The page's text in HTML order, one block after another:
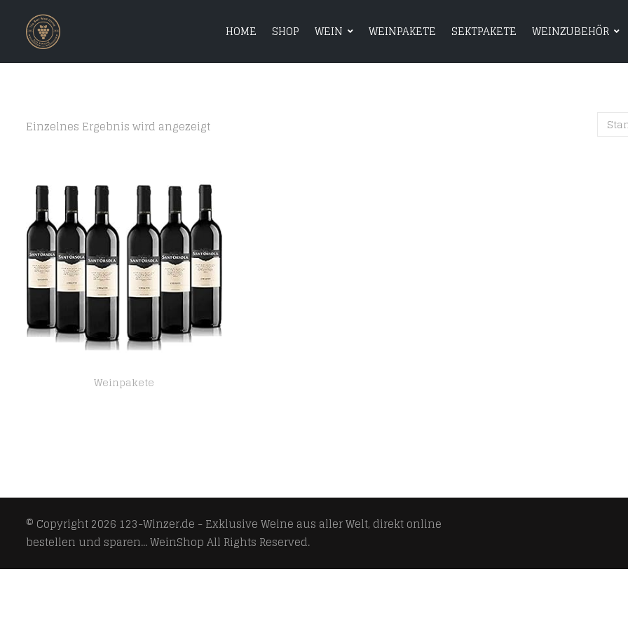
HOME SHOP WEIN WEINPAKETE SEKTPAKETE WEINZUBEHÖR
HOME SHOP WEIN WEINPAKETE
Einzelnes Ergebnis wird angezeigt
Weinpakete
© Copyright 2026 123-Winzer.de - Exklusive Weine aus aller Welt, direkt online
bestellen und sparen... WeinShopAll Rights Reserved.